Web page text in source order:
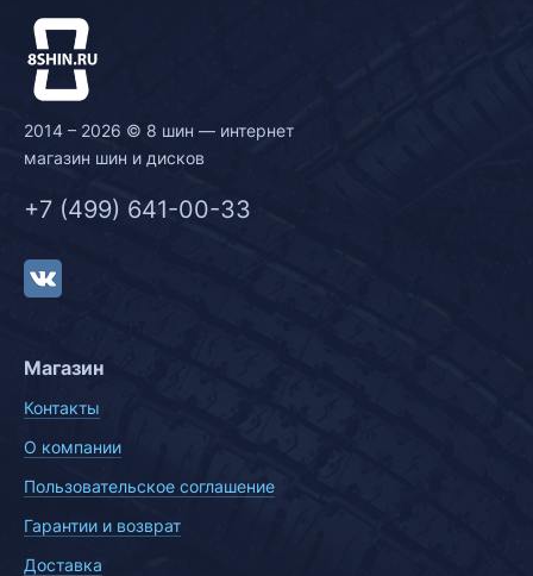
2014 – 2026 © 8 шин — интернет
магазин шин и дисков
+7 (499) 641-00-33
Магазин
Контакты
О компании
Пользовательское соглашение
Гарантии и возврат
Доставка